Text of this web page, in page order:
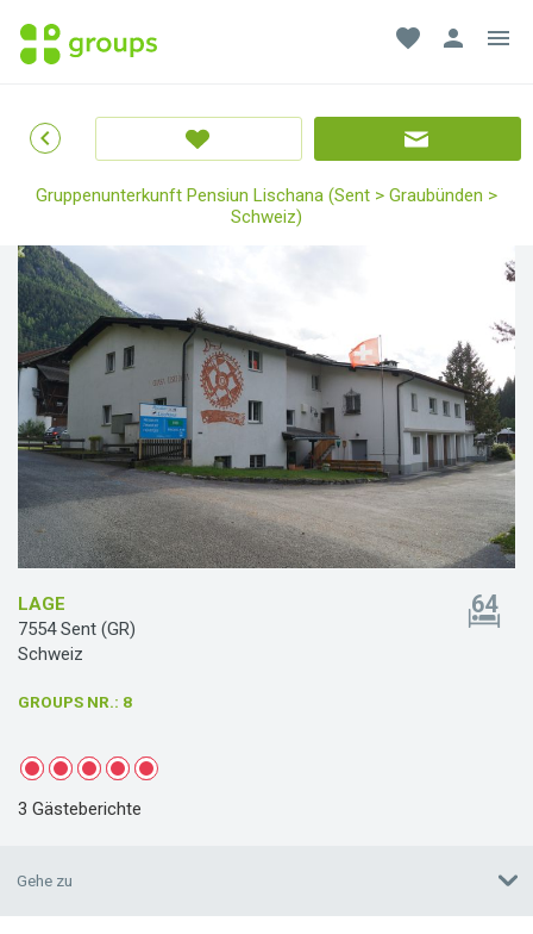
menu
person
favorite
64
LAGE
7554 Sent (GR)
Schweiz
GROUPS NR.: 8
3 Gästeberichte
Gehe zu
chevron_left
Gruppenunterkunft Pensiun Lischana (Sent > Graubünden >
Schweiz)